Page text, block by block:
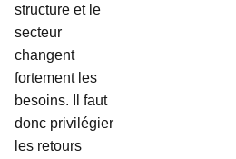
structure et le
secteur
changent
fortement les
besoins. Il faut
donc privilégier
les retours